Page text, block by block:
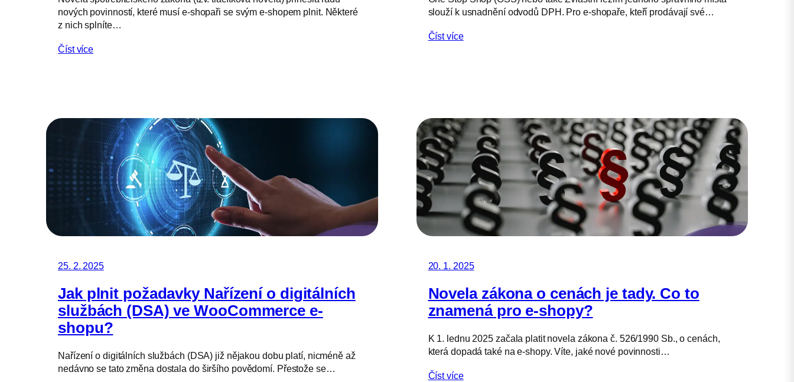
nových povinností, které musí e-shopaři se svým e-shopem plnit. Některé
z nich splníte…
Číst více
slouží k usnadnění odvodů DPH. Pro e-shopaře, kteří prodávají své…
Číst více
25. 2. 2025
Jak plnit požadavky Nařízení o digitálních
službách (DSA) ve WooCommerce e-
shopu?
Nařízení o digitálních službách (DSA) již nějakou dobu platí, nicméně až
nedávno se tato změna dostala do širšího povědomí. Přestože se…
20. 1. 2025
Novela zákona o cenách je tady. Co to
znamená pro e-shopy?
K 1. lednu 2025 začala platit novela zákona č. 526/1990 Sb., o cenách,
která dopadá také na e-shopy. Víte, jaké nové povinnosti…
Číst více